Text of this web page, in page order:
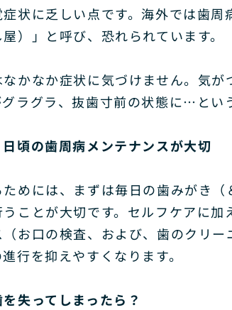
状に乏しい点です。海外では歯周
）」と呼び、恐れられています。
かなか症状に気づけません。気が
ラグラ、抜歯寸前の状態に…とい
頃の歯周病メンテナンスが大切
めには、まずは毎日の歯みがき（
ことが大切です。セルフケアに加
お口の検査、および、歯のクリー
行を抑えやすくなります。
失ってしまったら？